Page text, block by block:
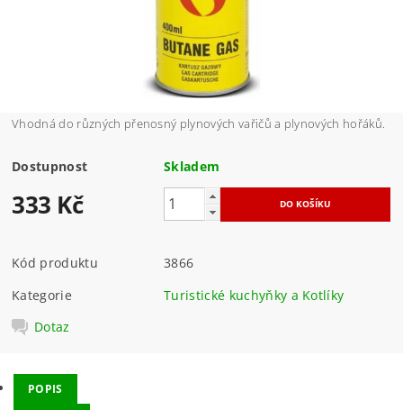
Vhodná do různých přenosný plynových vařičů a plynových hořáků.
Dostupnost Skladem
333 Kč
Kód produktu
3866
Kategorie
Turistické kuchyňky a Kotlíky
Dotaz
POPIS